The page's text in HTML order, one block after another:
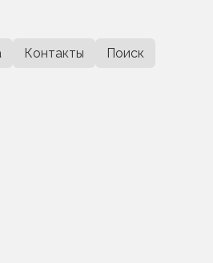
Контакты Поиск